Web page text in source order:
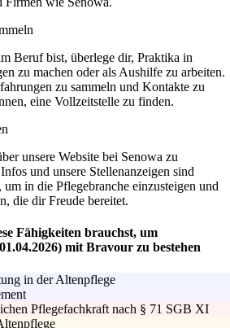
Beruf bist, überlege dir, Praktika in
zu machen oder als Aushilfe zu arbeiten.
zu sammeln und Kontakte zu
eine Vollzeitstelle zu finden.
unsere Website bei Senowa zu
und unsere Stellenanzeigen sind
in die Pflegebranche einzusteigen und
die dir Freude bereitet.
Fähigkeiten brauchst, um
mit Bravour zu bestehen
in der Altenpflege
Pflegefachkraft nach § 71 SGB XI